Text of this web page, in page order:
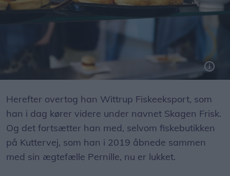
Herefter overtog han Wittrup Fiskeeksport, som
han i dag kører videre under navnet Skagen Frisk.
Og det fortsætter han med, selvom fiskebutikken
på Kuttervej, som han i 2019 åbnede sammen
med sin ægtefælle Pernille, nu er lukket.